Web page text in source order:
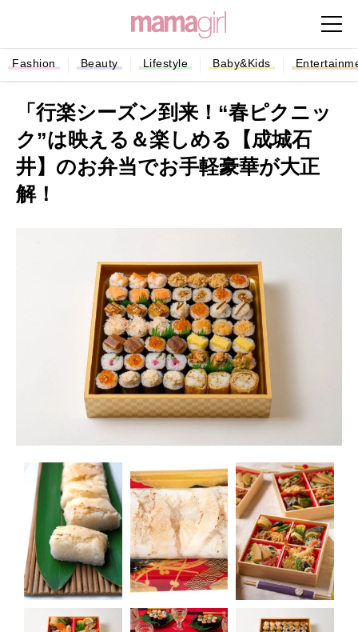
Fashion Beauty Lifestyle Baby&Kids
「行楽シーズン到来！“春ピクニッ
ク”は映える＆楽しめる【成城石
井】のお弁当でお手軽豪華が大正
解！